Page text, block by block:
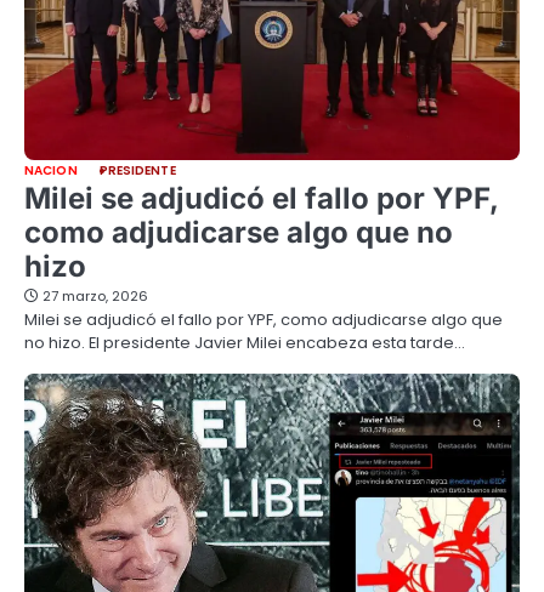
NACION PRESIDENTE
Milei se adjudicó el fallo por YPF,
como adjudicarse algo que no
hizo
27 marzo, 2026
Milei se adjudicó el fallo por YPF, como adjudicarse algo que
no hizo. El presidente Javier Milei encabeza esta tarde…